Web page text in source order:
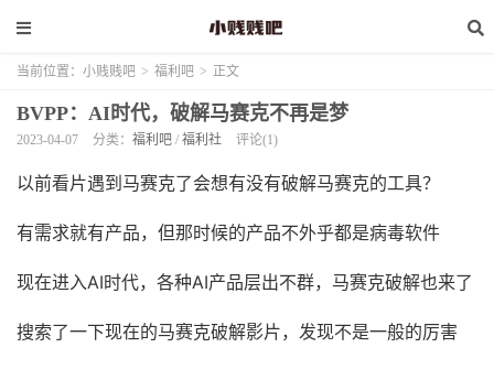
当前位置： 小贱贱吧 > 福利吧 > 正文
BVPP：AI时代，破解马赛克不再是梦
2023-04-07 分类： 福利吧 / 福利社 评论(1)
以前看片遇到马赛克了会想有没有破解马赛克的工具？
有需求就有产品，但那时候的产品不外乎都是病毒软件
现在进入AI时代，各种AI产品层出不群，马赛克破解也来了
搜索了一下现在的马赛克破解影片，发现不是一般的厉害